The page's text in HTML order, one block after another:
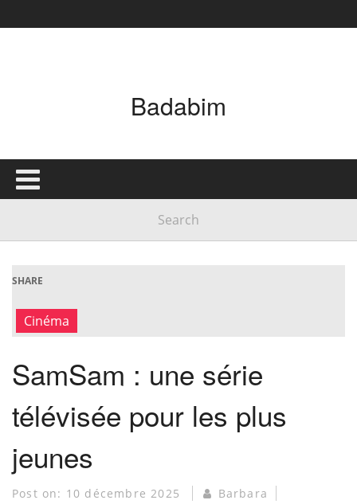
Badabim
SHARE
Cinéma
SamSam : une série
télévisée pour les plus
jeunes
Post on: 10 décembre 2025 Barbara